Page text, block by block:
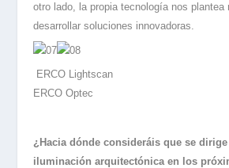
otro lado, la propia tecnología nos plantea
desarrollar soluciones innovadoras.
ERCO
ERCO Optec
¿Hacia dónde consideráis que se
iluminación arquitectónica en los